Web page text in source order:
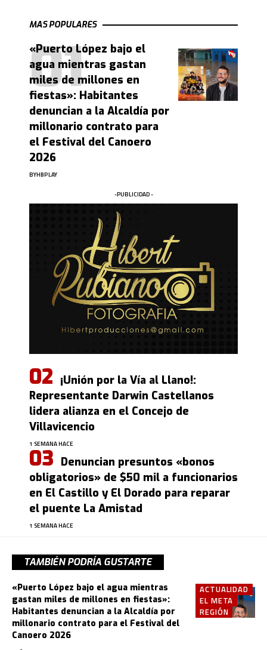
MAS POPULARES
«Puerto López bajo el
agua mientras gastan
miles de millones en
fiestas»: Habitantes
denuncian a la Alcaldía por
millonario contrato para
el Festival del Canoero
2026
BYHBPLAY
-PUBLICIDAD -
¡Unión por la Vía al Llano!:
Representante Darwin Castellanos
lidera alianza en el Concejo de
Villavicencio
1 SEMANA HACE
Denuncian presuntos «bonos
obligatorios» de $50 mil a funcionarios
en El Castillo y El Dorado para reparar
el puente La Amistad
1 SEMANA HACE
TAMBIÉN PODRÍA GUSTARTE
ACTUALIDAD
EL META
REGIÓN
«Puerto López bajo el agua mientras
gastan miles de millones en fiestas»:
Habitantes denuncian a la Alcaldía por
millonario contrato para el Festival del
Canoero 2026